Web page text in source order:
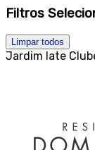
Filtros
Limpar todos
Jardim Iate